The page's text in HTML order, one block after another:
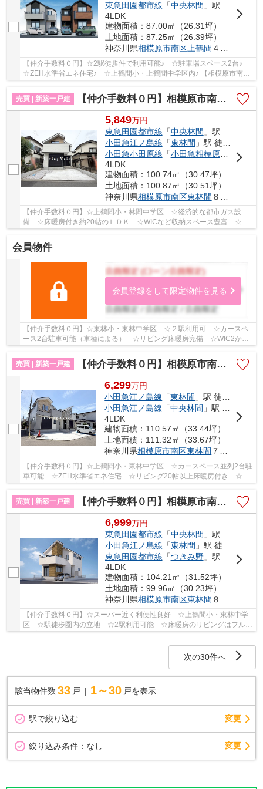
東急田園都市線 「中央林間 」駅 徒歩15分
4LDK
建物面積：87.00㎡（26.31坪）
土地面積：87.25㎡（26.39坪）
神奈川県相模原市南区上鶴間 ４丁目
【仲介手数料０円】☆2駅徒歩件で利用可能♪ ☆駐車場スペース2台♪
☆ZEH水準省エネ住宅♪ ☆上鶴間小・上鶴間中学区内♪ 【相模原市南区
売買 | 新築一戸建
【仲介手数料０円】相模原市南区東林間13期 新築一戸建て
5,849万円
東急田園都市線 「中央林間 」駅 徒歩12分
小田急江ノ島線 「東林間 」駅 徒歩14分
小田急小田原線 「小田急相模原」駅 バス4
4LDK
建物面積：100.74㎡（30.47坪）
土地面積：100.87㎡（30.51坪）
神奈川県相模原市南区東林間 ８丁目
【仲介手数料０円】☆上鶴間小・林間中学区 ☆経済的な都市ガス設
備 ☆床暖房付き約20帖のＬＤＫ ☆WICなど収納スペース豊富 ☆カ
会員物件
会員登録をして限定物件を見る
【仲介手数料０円】☆東林小・東林中学区 ☆２駅利用可 ☆カースペ
ース2台駐車可能（車種による） ☆リビング床暖房完備 ☆WIC2か所
あり収納スペース豊富 ☆経済的な都市ガス設備 ☆近...
売買 | 新築一戸建
【仲介手数料０円】相模原市南区東林間17期 新築一戸建て 全2棟
6,299万円
小田急江ノ島線 「東林間 」駅 徒歩13分
小田急江ノ島線 「中央林間 」駅 徒歩16分
4LDK
建物面積：110.57㎡（33.44坪）
土地面積：111.32㎡（33.67坪）
神奈川県相模原市南区東林間 ７丁目
【仲介手数料０円】☆上鶴間小・東林中学区 ☆カースペース並列2台駐
車可能 ☆ZEH水準省エネ住宅 ☆リビング20帖以上床暖房付き ☆2
売買 | 新築一戸建
【仲介手数料０円】相模原市南区東林間15期 新築一戸建て
6,999万円
東急田園都市線 「中央林間 」駅 徒歩10分
小田急江ノ島線 「東林間 」駅 徒歩10分
東急田園都市線 「つきみ野」駅 バス3分 「つきみ野北農園」 停歩16分
4LDK
建物面積：104.21㎡（31.52坪）
土地面積：99.96㎡（30.23坪）
神奈川県相模原市南区東林間 ８丁目
【仲介手数料０円】☆スーパー近く利便性良好 ☆上鶴間小・東林中学
区 ☆駅徒歩圏内の立地 ☆2駅利用可能 ☆床暖房のリビングはフルオ
ープンキッチンで開放感あり ☆ZEH水準省エネ住宅♪...
次の30件へ
該当物件数 33 戸 1～30 戸を表示
駅で絞り込む 変更
絞り込み条件： なし 変更